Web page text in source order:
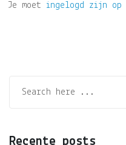
Je moet ingelogd zijn op
Recente posts